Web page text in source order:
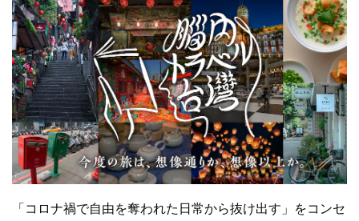
「コロナ禍で自由を奪われた日常から抜け出す」をコンセ